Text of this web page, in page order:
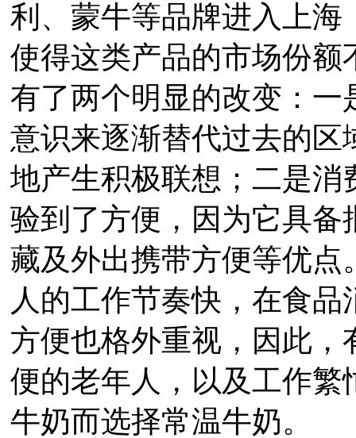
利、蒙牛等品牌进入上
使得这类产品的市场份
有了两个明显的改变：
意识来逐渐替代过去的
地产生积极联想；二是
验到了方便，因为它具
藏及外出携带方便等优
人的工作节奏快，在食
方便也格外重视，因此
便的老年人，以及工作
牛奶而选择常温牛奶。